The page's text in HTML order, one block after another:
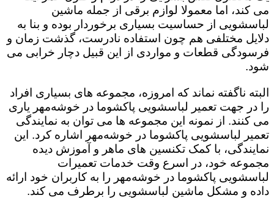
می کند، اما معمولا لوازم برقی از جمله ماشین
لباسشویی از حساسیت بسیاری برخوردار بوده و بنا به
دلایل مختلفی هم چون استفاده نادرست، گذشت زمان و
فرسودگی قطعات و مواردی از این قبیل دچار خرابی می
شود.
البته ناگفته نماند که امروزه، مجموعه های بسیاری افراد
را در جهت تعمیر لباسشویی پاکشوما در خوشه‌مهر یاری
می کنند. از نمونه این مجموعه ها می توان به نمایندگی
تعمیر لباسشویی پاکشوما در خوشه‌مهر اشاره کرد. این
نمایندگی، با کمک تکنسین های ماهر و آموزش دیده
مجموعه خود، در اسرع وقت خدمات تعمیرات
لباسشویی پاکشوما در خوشه‌مهر را به کاربران خود ارائه
داده و مشکل ماشین لباسشویی را برطرف می کند.